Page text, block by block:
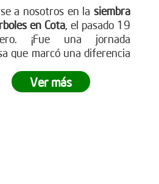
a nosotros en la siembra
en Cota, el pasado 19
¡Fue una jornada
que marcó una diferencia
que juntos podemos
positivos en nuestro
Ver más